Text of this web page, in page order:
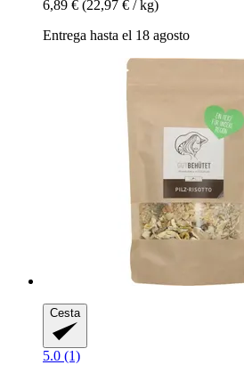
6,89 € (22,97 € / kg)
Entrega hasta el 18 agosto
Cesta
5.0 (1)